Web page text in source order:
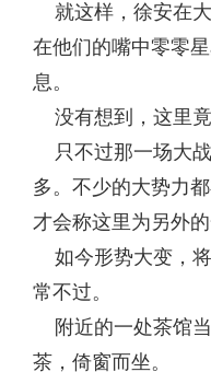
就这样，徐安在
在他们的嘴中零零
息。
没有想到，这里竟
只不过那一场大
多。不少的大势力
才会称这里为另外的
如今形势大变，
常不过。
附近的一处茶馆
茶，倚窗而坐。